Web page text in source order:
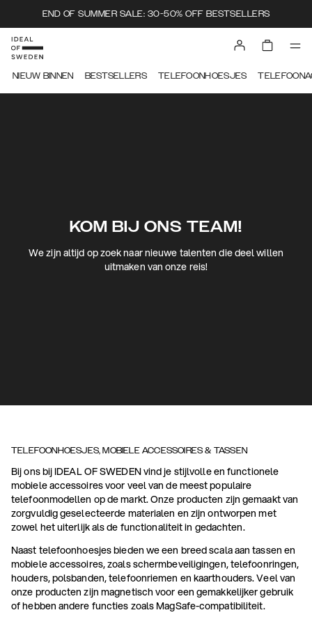
END OF SUMMER SALE: 30-50% OFF BESTSELLERS
NIEUW BINNEN BESTSELLERS TELEFOONHOESJES
KOM BIJ ONS TEAM!
We zijn altijd op zoek naar nieuwe talenten die deel willen
uitmaken van onze reis!
TELEFOONHOESJES, MOBIELE ACCESSOIRES & TASSEN
Bij ons bij IDEAL OF SWEDEN vind je stijlvolle en functionele
mobiele accessoires voor veel van de meest populaire
telefoonmodellen op de markt. Onze producten zijn gemaakt van
zorgvuldig geselecteerde materialen en zijn ontworpen met
zowel het uiterlijk als de functionaliteit in gedachten.
Naast telefoonhoesjes bieden we een breed scala aan tassen en
mobiele accessoires, zoals schermbeveiligingen, telefoonringen,
houders, polsbanden, telefoonriemen en kaarthouders. Veel van
onze producten zijn magnetisch voor een gemakkelijker gebruik
of hebben andere functies zoals MagSafe-compatibiliteit.